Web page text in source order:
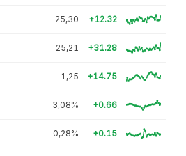
25,30 +12.32
25,21 +31.28
1,25 +14.75
3,08% +0.66
0,28% +0.15